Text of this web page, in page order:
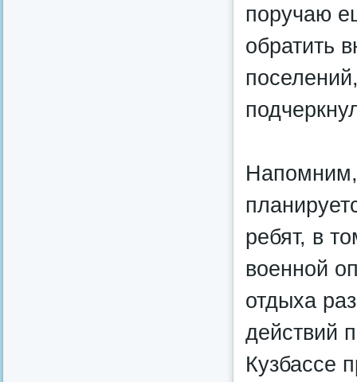
поручаю
обратить
Напомним,
ребят, в
военной
отдыха
действий
Кузбассе